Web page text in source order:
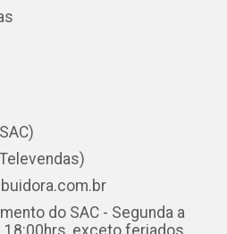
do SAC - Segunda a
18:00hrs, exceto feriados